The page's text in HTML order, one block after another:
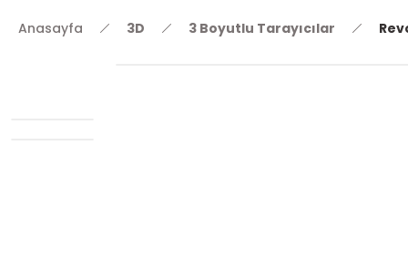
Anasayfa 3D 3 Boyutlu Tarayıcılar